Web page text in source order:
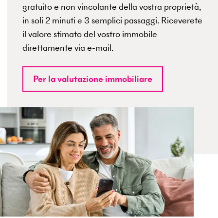
gratuito e non vincolante della vostra proprietà,
in soli 2 minuti e 3 semplici passaggi. Riceverete
il valore stimato del vostro immobile
direttamente via e-mail.
Per la valutazione immobiliare